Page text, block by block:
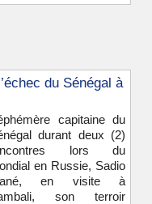
du Sénégal à
capitaine du
durant deux (2)
lors du
en Russie, Sadio
en visite à
son terroir